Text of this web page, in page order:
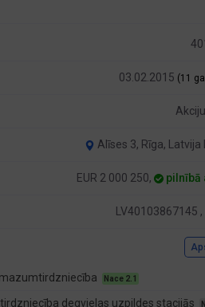
03.02.2015 (11
Alīses 3, Rīga, Latvija
EUR 2 000 250, pilnībā
LV40103867145
Nace 2.1
degvielas uzpildes stacijās